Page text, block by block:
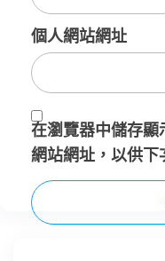
個人網站網址
在瀏覽器中儲存顯
網站網址，以供下